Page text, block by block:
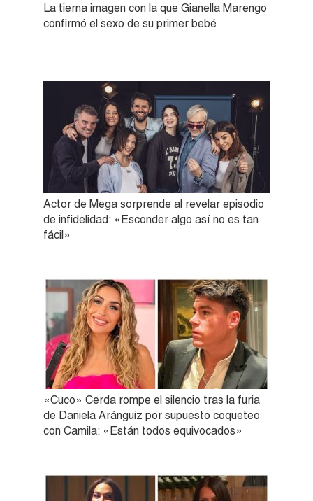
La tierna imagen con la que Gianella Marengo
confirmó el sexo de su primer bebé
Actor de Mega sorprende al revelar episodio
de infidelidad: «Esconder algo así no es tan
fácil»
«Cuco» Cerda rompe el silencio tras la furia
de Daniela Aránguiz por supuesto coqueteo
con Camila: «Están todos equivocados»